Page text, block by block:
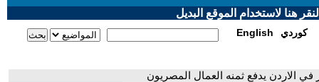
هنا لاستخدام الموقع البديل
English كوردي
في الاردن يدفع ثمنه العمال المصريون